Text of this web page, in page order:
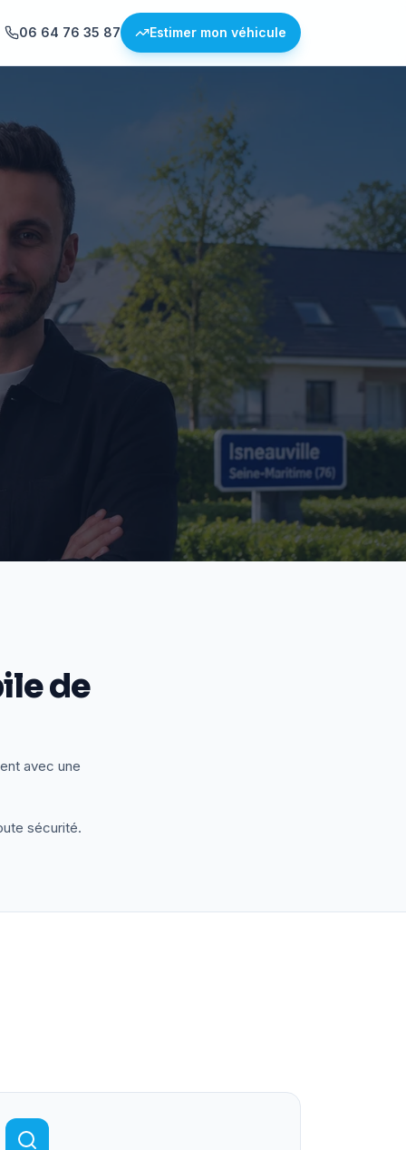
06 64 76 35 87 Estimer mon véhicule
de
avec une
sécurité.